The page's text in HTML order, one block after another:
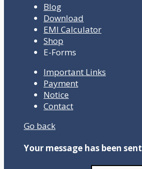
Blog
Download
EMI Calculator
Shop
E-Forms
Important Links
Payment
Notice
Contact
Go back
Your message has been sent